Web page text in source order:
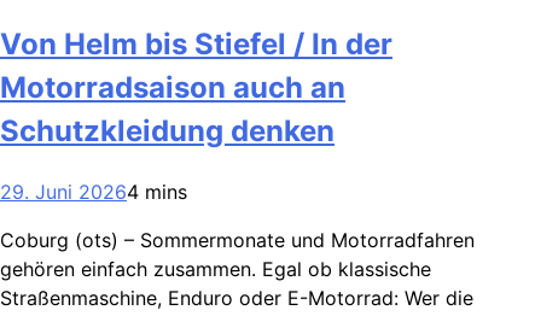
Von Helm bis Stiefel / In der
Motorradsaison auch an
Schutzkleidung denken
29. Juni 20264 mins
Coburg (ots) – Sommermonate und Motorradfahren
gehören einfach zusammen. Egal ob klassische
Straßenmaschine, Enduro oder E-Motorrad: Wer die